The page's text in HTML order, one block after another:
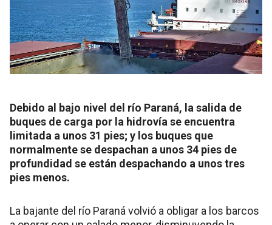
Debido al bajo nivel del río Paraná, la salida de
buques de carga por la hidrovía se encuentra
limitada a unos 31 pies; y los buques que
normalmente se despachan a unos 34 pies de
profundidad se están despachando a unos tres
pies menos.
La bajante del río Paraná volvió a obligar a los barcos